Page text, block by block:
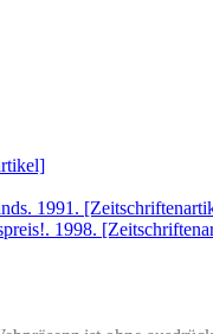
1991.
1998.